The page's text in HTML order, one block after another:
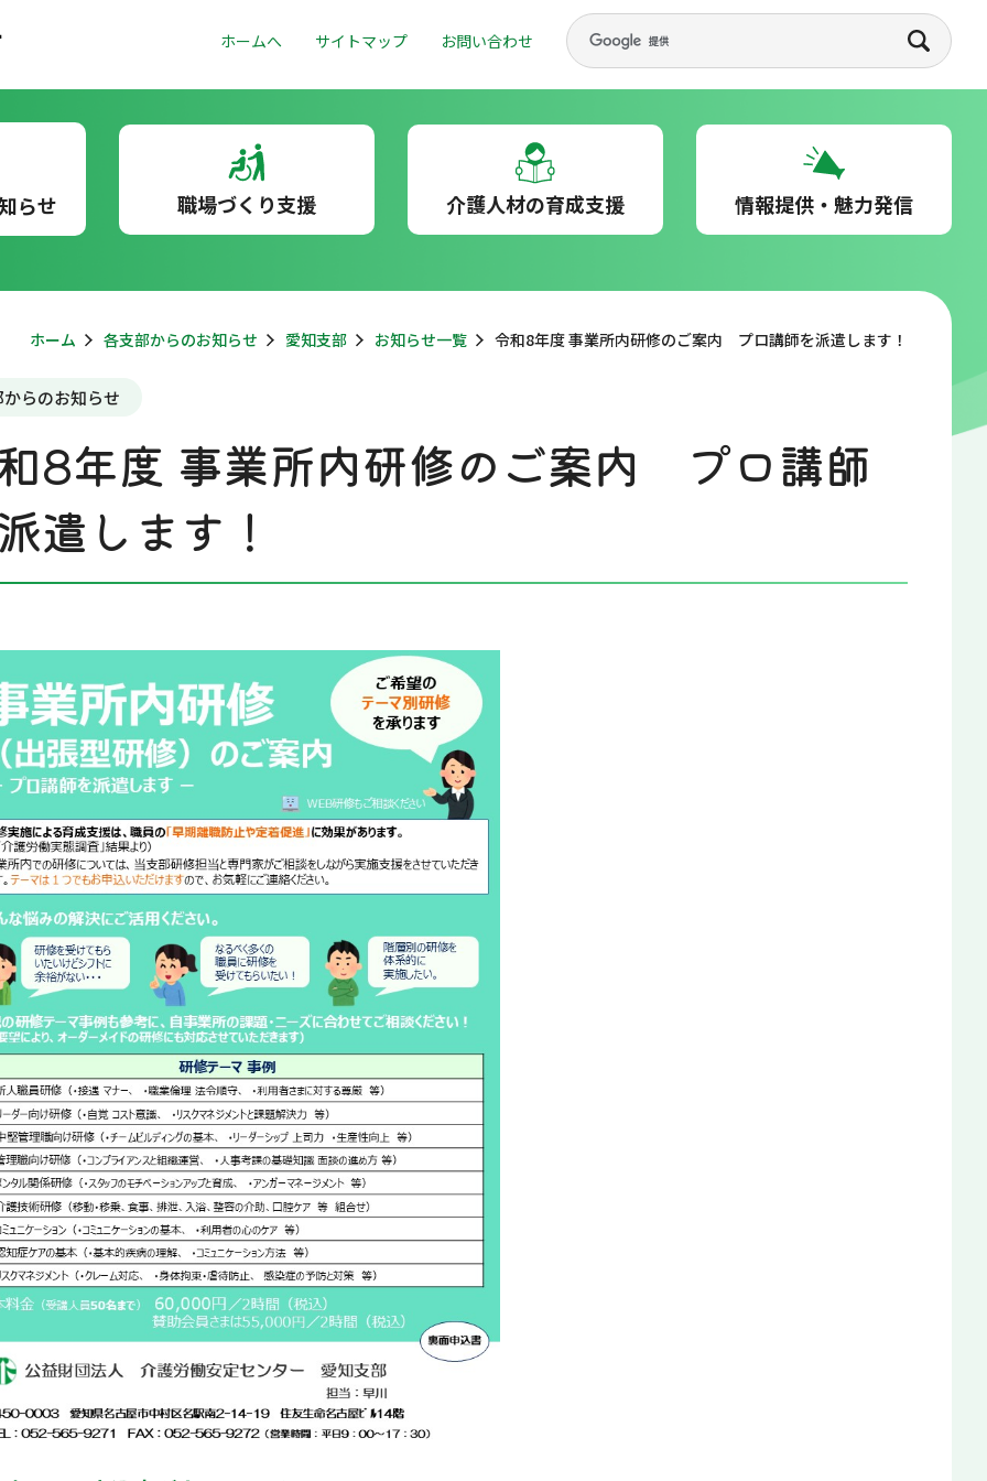
ホームへ サイトマップ お問い合わせ
らせ 職場づくり支援 介護人材の育成支援 情報提供・魅力発信
ホーム 各支部からのお知らせ 愛知支部 お知らせ一覧 令和8年度 事業所内研修のご案内 プロ講師を派遣します！
らのお知らせ
8年度 事業所内研修のご案内 プロ講師
遣します！